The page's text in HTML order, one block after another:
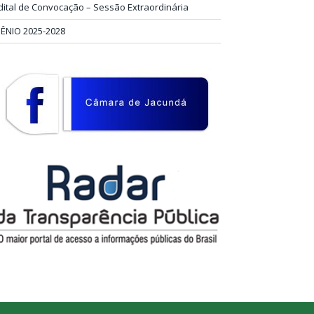
de Convocação – Sessão Extraordinária
2025-2028